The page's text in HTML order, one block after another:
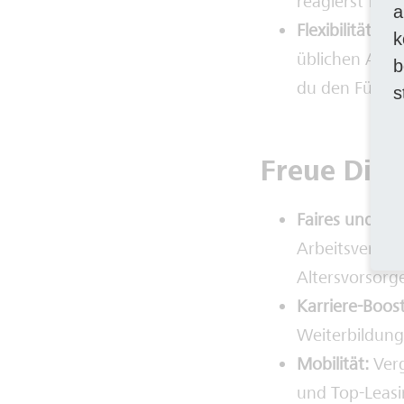
Flexibilität:
üblichen
du den
Freue
Faires und
Karriere-
Mobilität:
und Top-